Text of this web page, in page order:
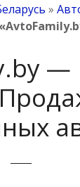
»
—